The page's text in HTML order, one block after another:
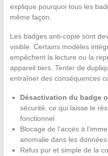
explique pourquoi tous les
même façon.
Les badges anti-copie sont
visible. Certains modèles
empêchent la lecture ou la
appareil tiers. Tenter de
entraîner des conséquences
Désactivation du badge
sécurité, ce qui laisse le
fonctionnel
Blocage de l’accès à
anomalie dans les
Refus pur et simple de la